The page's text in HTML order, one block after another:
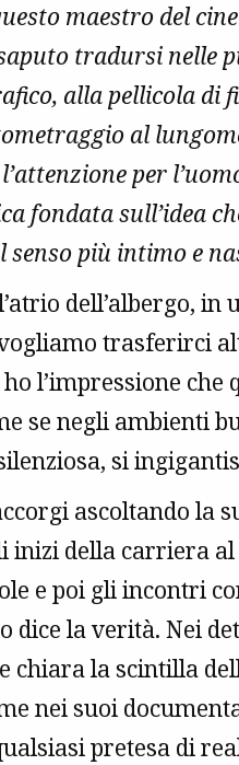
maestro del
tradursi nelle
alla pellicola di
al
per
fondata sull’idea
più intimo e
dell’albergo, in
trasferirci
l’impressione che
se negli ambienti
si
ascoltando la
della carriera
e poi gli incontri
dice la verità. Nei
chiara la scintilla
nei suoi
pretesa di